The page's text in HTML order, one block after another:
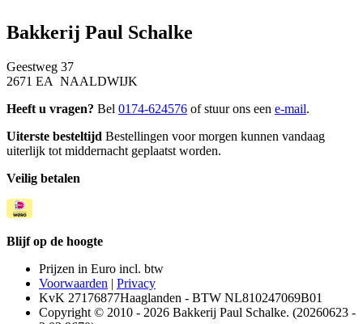
Bakkerij Paul Schalke
Geestweg 37
2671 EA NAALDWIJK
Heeft u vragen? Bel 0174-624576 of stuur ons een e-mail.
Uiterste besteltijd Bestellingen voor morgen kunnen vandaag
uiterlijk tot middernacht geplaatst worden.
Veilig betalen
Blijf op de hoogte
Prijzen in Euro incl. btw
Voorwaarden | Privacy
KvK 27176877Haaglanden - BTW NL810247069B01
Copyright © 2010 - 2026 Bakkerij Paul Schalke. (20260623 -